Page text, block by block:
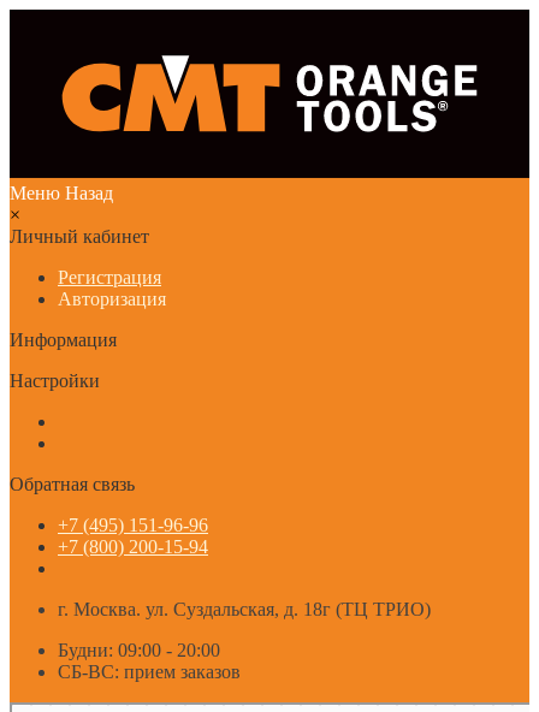
Меню Назад
×
Личный кабинет
Регистрация
Авторизация
Информация
Настройки
Обратная связь
+7 (495) 151-96-96
+7 (800) 200-15-94
г. Москва. ул. Суздальская, д. 18г (ТЦ ТРИО)
Будни: 09:00 - 20:00
СБ-ВС: прием заказов